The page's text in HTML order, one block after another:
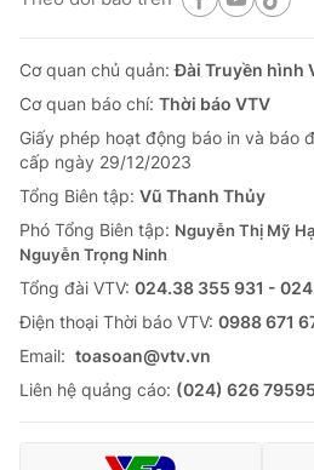
Cơ quan chủ quản:Đài Truyền hình
Cơ quan báo chí: Thời báo VTV
Giấy phép hoạt động báo in và báo
cấp ngày 29/12/2023
Tổng Biên tập: Vũ Thanh Thủy
Phó Tổng Biên tập: Nguyễn Thị Mỹ
Nguyễn Trọng Ninh
Tổng đài VTV: 024.38 355 931 -
Ðiện thoại Thời báo VTV: 0988 671
Email: toasoan@vtv.vn
Liên hệ quảng cáo: (024) 626 79595